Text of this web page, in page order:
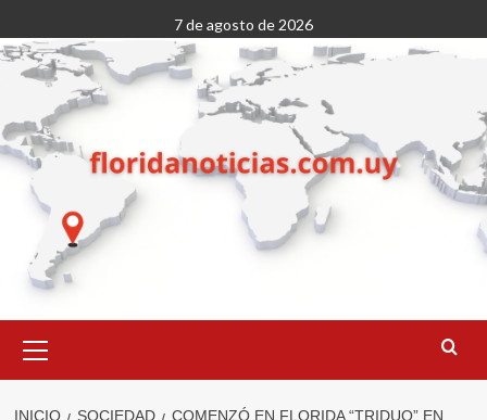
al
contenido
7 de agosto de 2026
primario
INICIO SOCIEDAD
COMENZÓ EN FLORIDA “TRIDUO” EN